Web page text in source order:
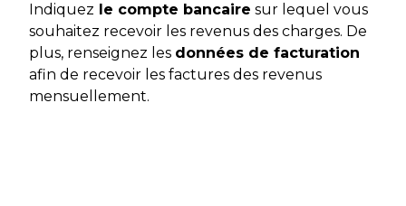
Indiquez le compte bancaire sur lequel vous
souhaitez recevoir les revenus des charges. De
plus, renseignez les données de facturation
afin de recevoir les factures des revenus
mensuellement.